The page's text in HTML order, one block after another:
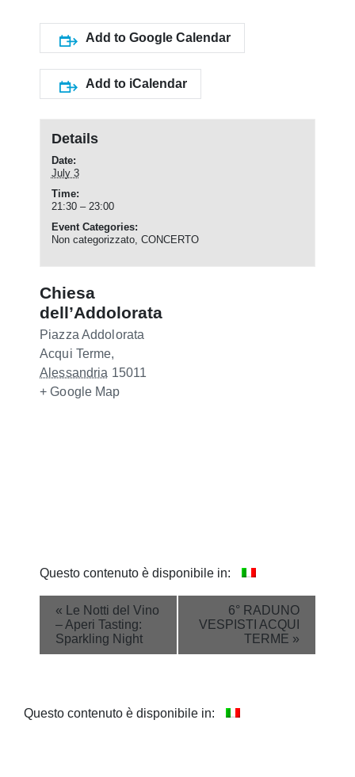
Add to Google Calendar
Add to iCalendar
Details
Date:
July 3
Time:
21:30 – 23:00
Event Categories:
Non categorizzato, CONCERTO
Chiesa
dell’Addolorata
Piazza Addolorata
Acqui Terme,
Alessandria 15011
+ Google Map
Questo contenuto è disponibile in:
Event
Navigation
« Le Notti del Vino
– Aperi Tasting:
Sparkling Night
6° RADUNO
VESPISTI ACQUI
TERME »
Questo contenuto è disponibile in: